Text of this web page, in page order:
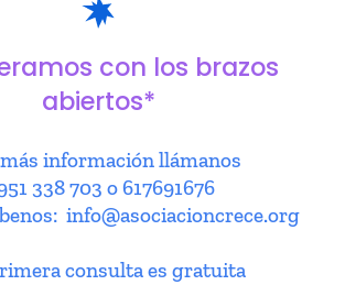
con los brazos
abiertos*
información llámanos
338 703 o 617691676
info@asociacioncrece.org
consulta es gratuita